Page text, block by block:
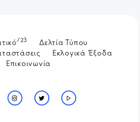
/23
Δελτία Τύπου
Εκλογικά Έξοδα
Επικοινωνία